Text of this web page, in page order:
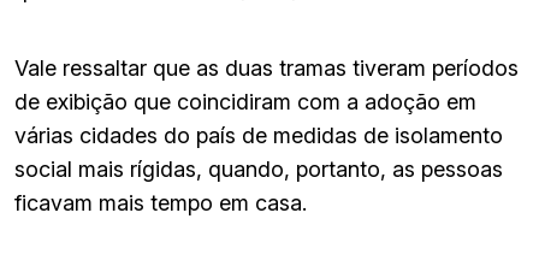
Vale ressaltar que as duas tramas tiveram períodos
de exibição que coincidiram com a adoção em
várias cidades do país de medidas de isolamento
social mais rígidas, quando, portanto, as pessoas
ficavam mais tempo em casa.